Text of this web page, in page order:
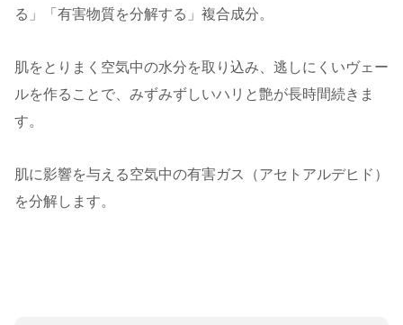
る」「有害物質を分解する」複合成分。
肌をとりまく空気中の水分を取り込み、逃しにくいヴェー
ルを作ることで、みずみずしいハリと艶が長時間続きま
す。
肌に影響を与える空気中の有害ガス（アセトアルデヒド）
を分解します。